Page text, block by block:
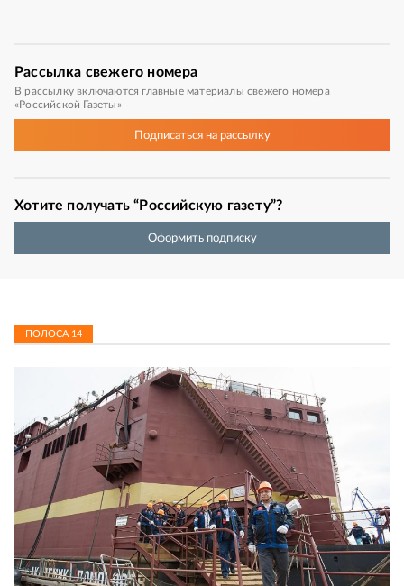
Рассылка свежего номера
В рассылку включаются главные материалы свежего номера
«Российской Газеты»
Подписатьсяна рассылку
Хотите получать “Российскую газету”?
Оформить подписку
ПОЛОСА 14